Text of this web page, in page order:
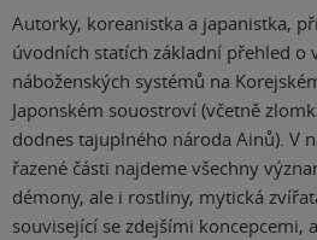
Autorky, koreanistka a japanistka,
úvodních statích základní přehled o
náboženských systémů na
Japonském souostroví (včetně
dodnes tajuplného národa Ainů). V
řazené části najdeme všechny
démony, ale i rostliny, mytická
související se zdejšími koncepcemi,